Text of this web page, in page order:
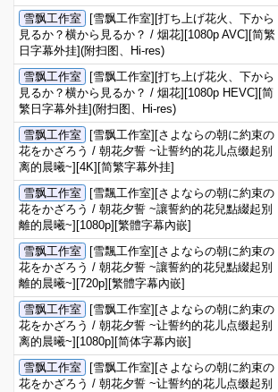
雪飘工作室
[雪飘工作室][打ち上げ花火、下から
見るか？横から見るか？ / 烟花][1080p AVC][简繁
日字幕外挂](附扫图、Hi-res)
雪飘工作室
[雪飘工作室][打ち上げ花火、下から
見るか？横から見るか？ / 烟花][1080p HEVC][简
繁日字幕外挂](附扫图、Hi-res)
雪飘工作室
[雪飘工作室][さよならの朝に約束の
花をかざろう / 朝花夕誓 ~让誓约的花儿点缀起别
离的晨曦~][4K][简繁字幕外挂]
雪飘工作室
[雪飄工作室][さよならの朝に約束の
花をかざろう / 朝花夕誓 ~讓誓約的花兒點綴起別
離的晨曦~][1080p][繁體字幕內嵌]
雪飘工作室
[雪飄工作室][さよならの朝に約束の
花をかざろう / 朝花夕誓 ~讓誓約的花兒點綴起別
離的晨曦~][720p][繁體字幕內嵌]
雪飘工作室
[雪飘工作室][さよならの朝に約束の
花をかざろう / 朝花夕誓 ~让誓约的花儿点缀起别
离的晨曦~][1080p][简体字幕内嵌]
雪飘工作室
[雪飘工作室][さよならの朝に約束の
花をかざろう / 朝花夕誓 ~让誓约的花儿点缀起别